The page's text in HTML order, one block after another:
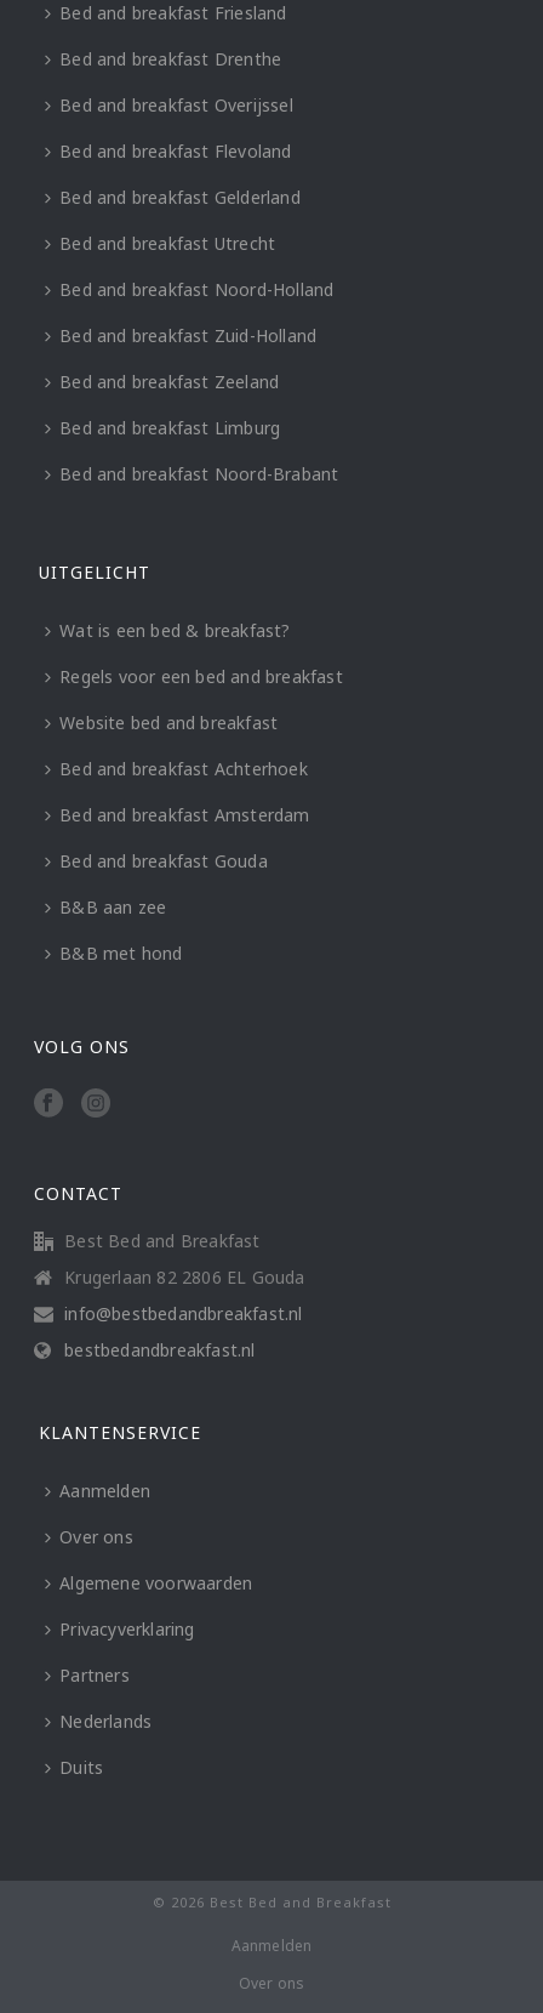
Bed and breakfast Friesland
Bed and breakfast Drenthe
Bed and breakfast Overijssel
Bed and breakfast Flevoland
Bed and breakfast Gelderland
Bed and breakfast Utrecht
Bed and breakfast Noord-Holland
Bed and breakfast Zuid-Holland
Bed and breakfast Zeeland
Bed and breakfast Limburg
Bed and breakfast Noord-Brabant
UITGELICHT
Wat is een bed & breakfast?
Regels voor een bed and breakfast
Website bed and breakfast
Bed and breakfast Achterhoek
Bed and breakfast Amsterdam
Bed and breakfast Gouda
B&B aan zee
B&B met hond
VOLG ONS
CONTACT
Best Bed and Breakfast
Krugerlaan 82 2806 EL Gouda
info@bestbedandbreakfast.nl
bestbedandbreakfast.nl
KLANTENSERVICE
Aanmelden
Over ons
Algemene voorwaarden
Privacyverklaring
Partners
Nederlands
Duits
© 2026 Best Bed and Breakfast
Aanmelden
Over ons